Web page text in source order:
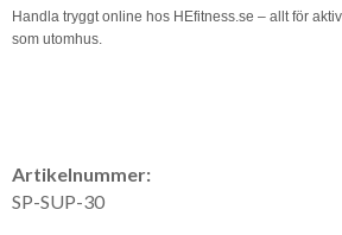
Handla tryggt online hos HEfitness.se – allt för
som utomhus.
Artikelnummer:
SP-SUP-30